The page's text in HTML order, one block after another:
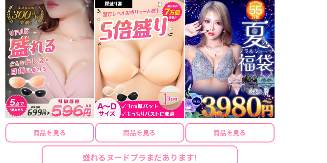
商品を見る 商品を見る 商品を見る
盛れるヌードブラまだあります!